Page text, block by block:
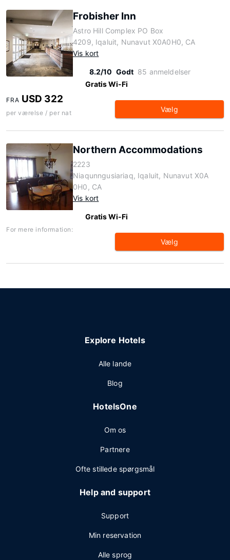
Frobisher Inn
Astro Hill Complex PO Box
4209, Iqaluit, Nunavut X0A0H0, CA
Vis kort
8.2/10 Godt 85 anmeldelser
Gratis Wi-Fi
FRA USD 322
per værelse / per nat Vælg
Northern Accommodations
2223
Niaqunngusiariaq, Iqaluit, Nunavut X0A
0H0, CA
Vis kort
Gratis Wi-Fi
For mere information:
Vælg
Explore Hotels
Alle lande
Blog
HotelsOne
Om os
Partnere
Ofte stillede spørgsmål
Help and support
Support
Min reservation
Alle sprog